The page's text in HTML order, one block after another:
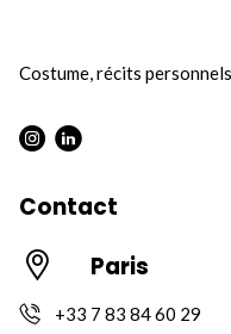
Costume, récits
Contact
Paris
+33 7 83 84 60 29